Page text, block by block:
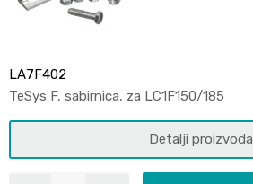
LA7F402
TeSys F, sabirnica, za LC1F150/185
Detalji proizvoda